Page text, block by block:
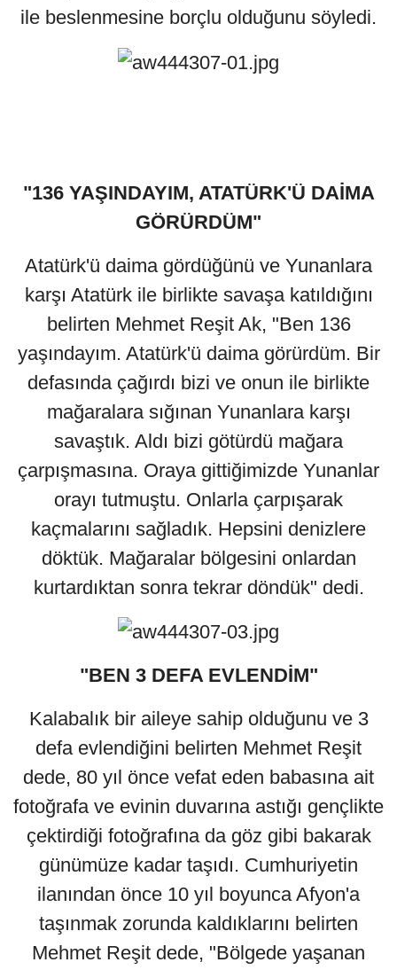
ile beslenmesine borçlu olduğunu söyledi.
"136 YAŞINDAYIM, ATATÜRK'Ü DAİMA
GÖRÜRDÜM"
Atatürk'ü daima gördüğünü ve Yunanlara
karşı Atatürk ile birlikte savaşa katıldığını
belirten Mehmet Reşit Ak, "Ben 136
yaşındayım. Atatürk'ü daima görürdüm. Bir
defasında çağırdı bizi ve onun ile birlikte
mağaralara sığınan Yunanlara karşı
savaştık. Aldı bizi götürdü mağara
çarpışmasına. Oraya gittiğimizde Yunanlar
orayı tutmuştu. Onlarla çarpışarak
kaçmalarını sağladık. Hepsini denizlere
döktük. Mağaralar bölgesini onlardan
kurtardıktan sonra tekrar döndük" dedi.
"BEN 3 DEFA EVLENDİM"
Kalabalık bir aileye sahip olduğunu ve 3
defa evlendiğini belirten Mehmet Reşit
dede, 80 yıl önce vefat eden babasına ait
fotoğrafa ve evinin duvarına astığı gençlikte
çektirdiği fotoğrafına da göz gibi bakarak
günümüze kadar taşıdı. Cumhuriyetin
ilanından önce 10 yıl boyunca Afyon'a
taşınmak zorunda kaldıklarını belirten
Mehmet Reşit dede, "Bölgede yaşanan